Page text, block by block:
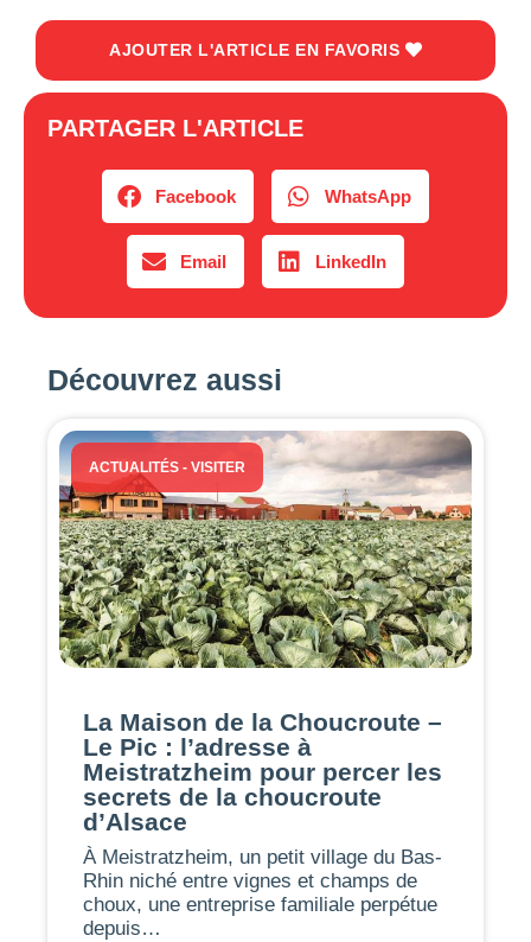
AJOUTER L'ARTICLE EN FAVORIS
PARTAGER L'ARTICLE
Facebook WhatsApp
Email LinkedIn
Découvrez aussi
ACTUALITÉS - VISITER
La Maison de la Choucroute –
Le Pic : l’adresse à
Meistratzheim pour percer les
secrets de la choucroute
d’Alsace
À Meistratzheim, un petit village du Bas-
Rhin niché entre vignes et champs de
choux, une entreprise familiale perpétue
depuis…